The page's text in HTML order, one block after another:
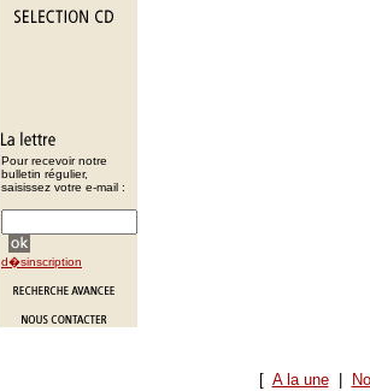
Pour recevoir notre
bulletin régulier,
saisissez votre e-mail :
d�sinscription
[ A la une|